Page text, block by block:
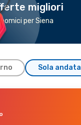
migliori
per Siena
Sola andata